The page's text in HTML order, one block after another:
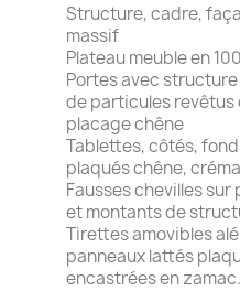
Structure, cadre,
massif
Plateau meuble en
Portes avec
de particules
placage chêne
Tablettes, côtés,
plaqués chêne,
Fausses chevilles
et montants de
Tirettes amovibles
panneaux lattés
encastrées en zamac.